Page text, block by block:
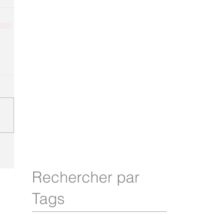
Rechercher par
Tags